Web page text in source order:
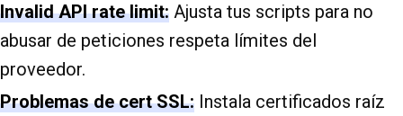
Invalid API rate limit: Ajusta tus scripts para no
abusar de peticiones respeta límites del
proveedor.
Problemas de cert SSL: Instala certificados raíz